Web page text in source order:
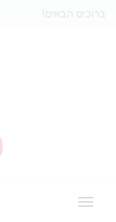
ברוכים הבאים!